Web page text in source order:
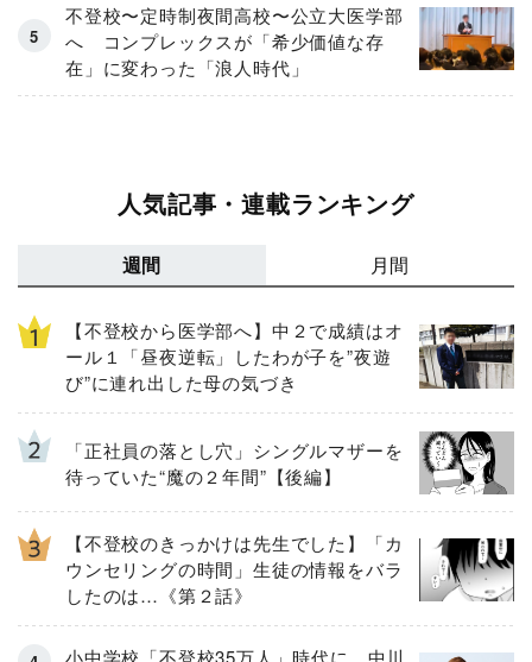
不登校〜定時制夜間高校〜公立大医学部
へ コンプレックスが「希少価値な存
在」に変わった「浪人時代」
人気記事・連載ランキング
週間 月間
【不登校から医学部へ】中２で成績はオ
ール１「昼夜逆転」したわが子を”夜遊
び”に連れ出した母の気づき
「正社員の落とし穴」シングルマザーを
待っていた“魔の２年間”【後編】
【不登校のきっかけは先生でした】「カ
ウンセリングの時間」生徒の情報をバラ
したのは…《第２話》